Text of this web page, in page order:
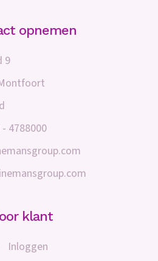
opnemen
9
4788000
klant
Inloggen